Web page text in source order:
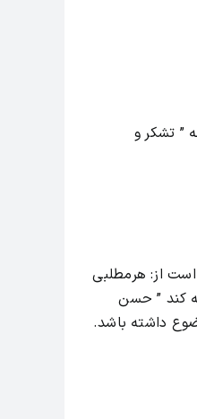
” تشکر و
از: هرمطلبی
کند ” حسن
داشته باشد.